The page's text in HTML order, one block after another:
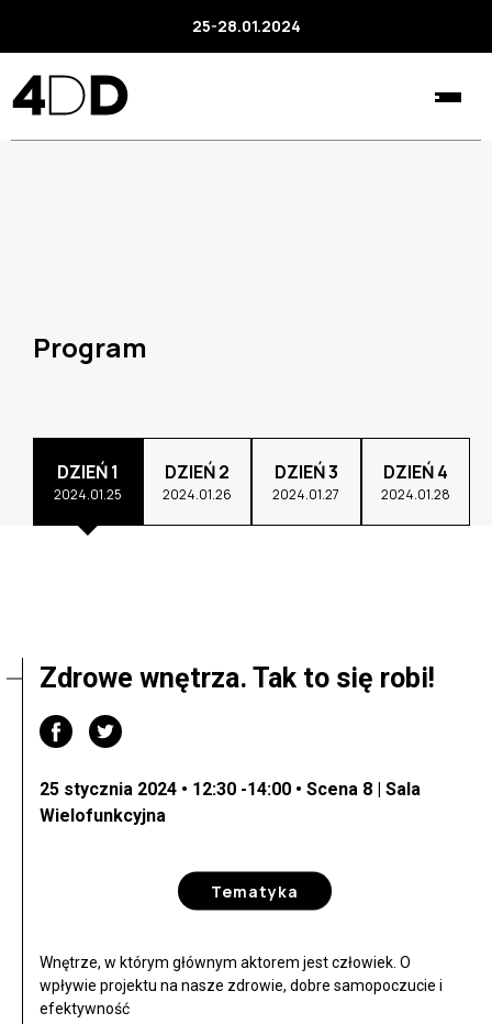
25-28.01.2024
Program
DZIEŃ 1
2024.01.25
DZIEŃ 2
2024.01.26
DZIEŃ 3
2024.01.27
DZIEŃ 4
2024.01.28
Zdrowe wnętrza. Tak to się robi!
25 stycznia 2024 • 12:30 -14:00 • Scena 8 | Sala
Wielofunkcyjna
Tematyka
Wnętrze, w którym głównym aktorem jest człowiek. O
wpływie projektu na nasze zdrowie, dobre samopoczucie i
efektywność